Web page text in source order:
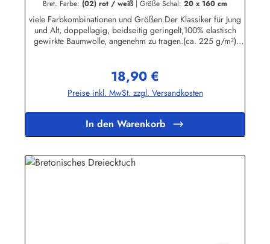
Bret. Farbe: (02) rot / weiß | Größe Schal: 20 x 160 cm
viele Farbkombinationen und Größen.Der Klassiker für Jung
und Alt, doppellagig, beidseitig geringelt,100% elastisch
gewirkte Baumwolle, angenehm zu tragen.(ca. 225 g/m²)
Str. 1226409 Wittmundinfo@modas-bekleidung.de
Regulärer Preis:
18,90 €
Preise inkl. MwSt. zzgl. Versandkosten
In den Warenkorb